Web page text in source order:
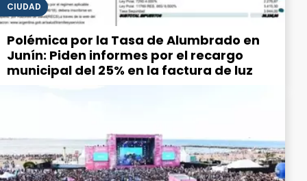
CIUDAD
Polémica por la Tasa de Alumbrado en
Junín: Piden informes por el recargo
municipal del 25% en la factura de luz